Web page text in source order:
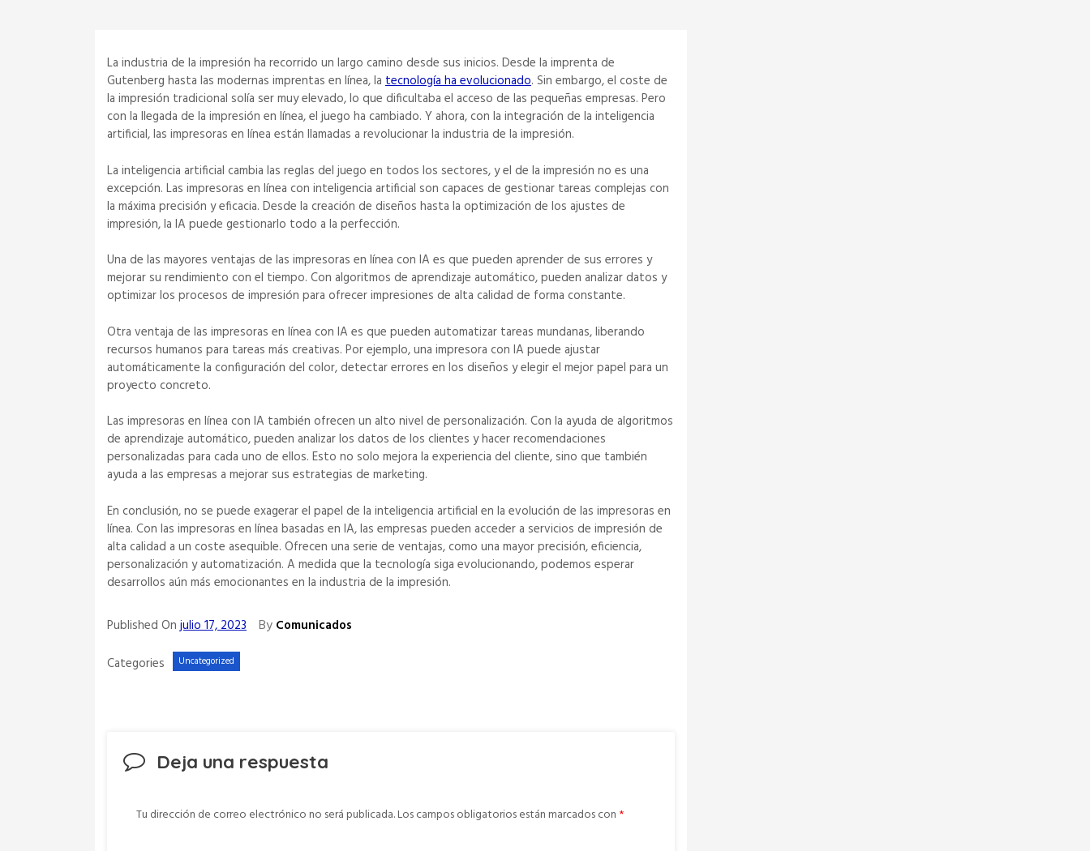
La industria de la impresión ha recorrido un largo camino desde sus inicios. Desde la imprenta de
Gutenberg hasta las modernas imprentas en línea, la tecnología ha evolucionado. Sin embargo, el coste de
la impresión tradicional solía ser muy elevado, lo que dificultaba el acceso de las pequeñas empresas. Pero
con la llegada de la impresión en línea, el juego ha cambiado. Y ahora, con la integración de la inteligencia
artificial, las impresoras en línea están llamadas a revolucionar la industria de la impresión.
La inteligencia artificial cambia las reglas del juego en todos los sectores, y el de la impresión no es una
excepción. Las impresoras en línea con inteligencia artificial son capaces de gestionar tareas complejas con
la máxima precisión y eficacia. Desde la creación de diseños hasta la optimización de los ajustes de
impresión, la IA puede gestionarlo todo a la perfección.
Una de las mayores ventajas de las impresoras en línea con IA es que pueden aprender de sus errores y
mejorar su rendimiento con el tiempo. Con algoritmos de aprendizaje automático, pueden analizar datos y
optimizar los procesos de impresión para ofrecer impresiones de alta calidad de forma constante.
Otra ventaja de las impresoras en línea con IA es que pueden automatizar tareas mundanas, liberando
recursos humanos para tareas más creativas. Por ejemplo, una impresora con IA puede ajustar
automáticamente la configuración del color, detectar errores en los diseños y elegir el mejor papel para un
proyecto concreto.
Las impresoras en línea con IA también ofrecen un alto nivel de personalización. Con la ayuda de algoritmos
de aprendizaje automático, pueden analizar los datos de los clientes y hacer recomendaciones
personalizadas para cada uno de ellos. Esto no solo mejora la experiencia del cliente, sino que también
ayuda a las empresas a mejorar sus estrategias de marketing.
En conclusión, no se puede exagerar el papel de la inteligencia artificial en la evolución de las impresoras en
línea. Con las impresoras en línea basadas en IA, las empresas pueden acceder a servicios de impresión de
alta calidad a un coste asequible. Ofrecen una serie de ventajas, como una mayor precisión, eficiencia,
personalización y automatización. A medida que la tecnología siga evolucionando, podemos esperar
desarrollos aún más emocionantes en la industria de la impresión.
Published Onjulio 17, 2023 By Comunicados
Categories
Uncategorized
Deja una respuesta
Tu dirección de correo electrónico no será publicada.Los campos obligatorios están marcados con *